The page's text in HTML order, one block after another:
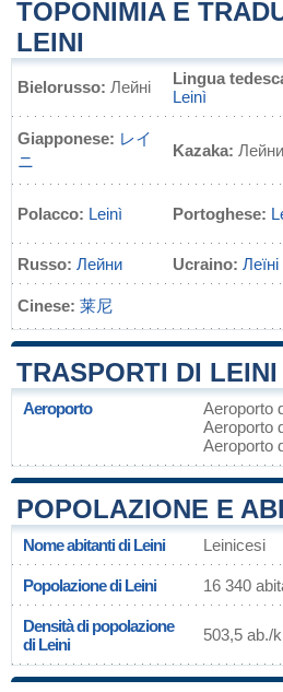
TOPONIMIA E
LEINI
Bielorusso: Лейні
Lingua
Leinì
Giapponese: レイ
ニ
Kazaka: Лейни
Polacco: Leinì Portoghese:
Russo: Лейни Ucraino: Леїні
Cinese: 莱尼
TRASPORTI DI LEINI
Aeroporto Aeroporto
Aeroporto
Aeroporto
POPOLAZIONE E
Nome abitanti di Leini Leinicesi
Popolazione di Leini 16 340
Densità di popolazione
di Leini
503,5 ab./